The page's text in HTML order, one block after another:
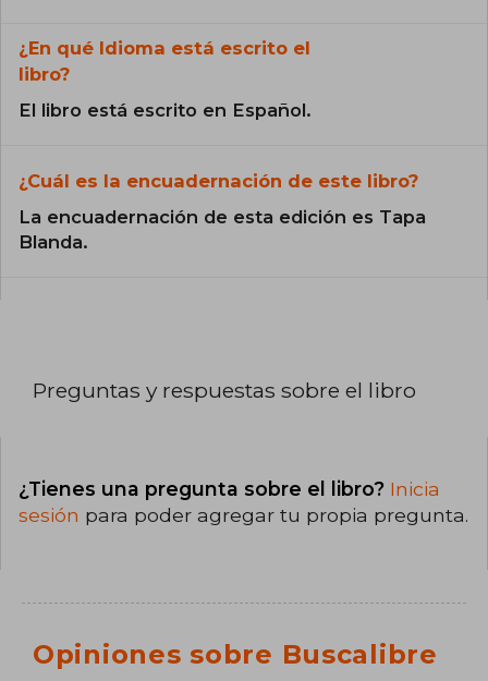
¿En qué Idioma está escrito el
libro?
El libro está escrito en Español.
¿Cuál es la encuadernación de este libro?
La encuadernación de esta edición es Tapa
Blanda.
Preguntas y respuestas sobre el libro
¿Tienes una pregunta sobre el libro? Inicia
sesión para poder agregar tu propia pregunta.
Opiniones sobre Buscalibre